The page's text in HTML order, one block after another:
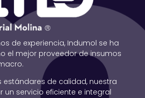
de experiencia, Indumol se ha
el mejor proveedor de insumos
estándares de calidad, nuestra
un servicio eficiente e integral